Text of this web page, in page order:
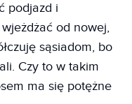
podjazd i
od nowej,
sąsiadom, bo
Czy to w takim
ma się potężne